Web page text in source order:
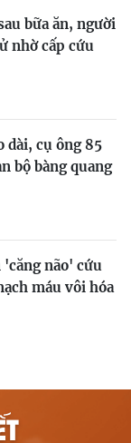
bữa ăn, người
nhờ cấp cứu
dài, cụ ông 85
bộ bàng quang
'căng não' cứu
máu vôi hóa